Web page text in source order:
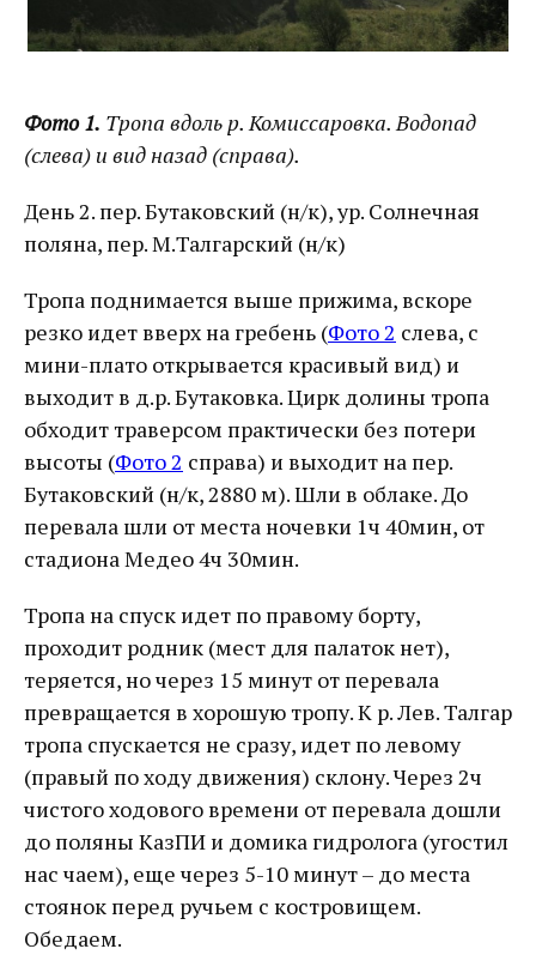
Фото 1. Тропа вдоль р. Комиссаровка. Водопад
(слева) и вид назад (справа).
День 2. пер. Бутаковский (н/к), ур. Солнечная
поляна, пер. М.Талгарский (н/к)
Тропа поднимается выше прижима, вскоре
резко идет вверх на гребень (Фото 2 слева, с
мини-плато открывается красивый вид) и
выходит в д.р. Бутаковка. Цирк долины тропа
обходит траверсом практически без потери
высоты (Фото 2 справа) и выходит на пер.
Бутаковский (н/к, 2880 м). Шли в облаке. До
перевала шли от места ночевки 1ч 40мин, от
стадиона Медео 4ч 30мин.
Тропа на спуск идет по правому борту,
проходит родник (мест для палаток нет),
теряется, но через 15 минут от перевала
превращается в хорошую тропу. К р. Лев. Талгар
тропа спускается не сразу, идет по левому
(правый по ходу движения) склону. Через 2ч
чистого ходового времени от перевала дошли
до поляны КазПИ и домика гидролога (угостил
нас чаем), еще через 5-10 минут – до места
стоянок перед ручьем с костровищем.
Обедаем.